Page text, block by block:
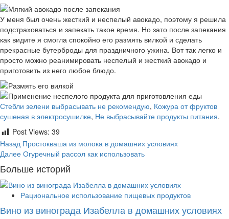
У меня был очень жесткий и неспелый авокадо, поэтому я решила
подстраховаться и запекать такое время. Но зато после запекания
как видите я смогла спокойно его размять вилкой и сделать
прекрасные бутерброды для праздничного ужина. Вот так легко и
просто можно реанимировать неспелый и жесткий авокадо и
приготовить из него любое блюдо.
Стебли зелени выбрасывать не рекомендую, Кожура от фруктов
сушеная в электросушилке, Не выбрасывайте продукты питания.
Post Views: 39
Продолжить
чтение
Назад Простокваша из молока в домашних условиях
Далее Огуречный рассол как использовать
Больше историй
Рациональное использование пищевых продуктов
Вино из винограда Изабелла в домашних условиях